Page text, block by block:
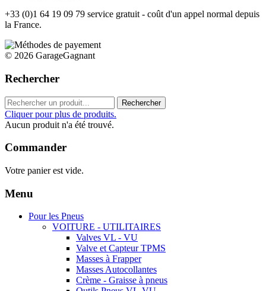
+33 (0)1 64 19 09 79 service gratuit - coût d'un appel normal depuis
la France.
© 2026 GarageGagnant
Rechercher
Rechercher
Cliquer pour plus de produits.
Aucun produit n'a été trouvé.
Commander
Votre panier est vide.
Menu
Pour les Pneus
VOITURE - UTILITAIRES
Valves VL - VU
Valve et Capteur TPMS
Masses à Frapper
Masses Autocollantes
Crème - Graisse à pneus